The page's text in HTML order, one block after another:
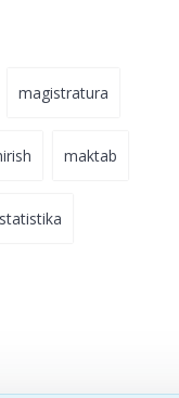
magistratura
maktab
statistika